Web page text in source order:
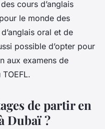
cours d’anglais
le monde des
oral et de
possible d’opter pour
aux examens de
de partir en
Dubaï ?